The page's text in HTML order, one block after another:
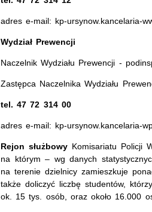
adres e-mail: kp-ursynow.kancelaria-
Wydział Prewencji
Naczelnik Wydziału Prewencji -
Zastępca Naczelnika Wydziału
tel. 47 72 314 00
adres e-mail: kp-ursynow.kancelaria-
Rejon służbowy Komisariatu Policji
na którym – wg danych
na terenie dzielnicy zamieszkuje
także doliczyć liczbę studentów,
ok. 15 tys. osób, oraz około 16.000